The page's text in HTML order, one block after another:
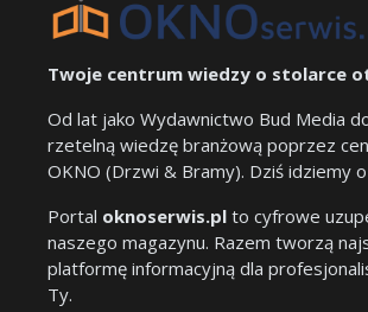
Twoje centrum wiedzy o stolarce
Od lat jako Wydawnictwo Bud Media
rzetelną wiedzę branżową poprzez
OKNO (Drzwi & Bramy). Dziś idziemy
Portal oknoserwis.pl to cyfrowe
naszego magazynu. Razem tworzą
platformę informacyjną dla
Ty.